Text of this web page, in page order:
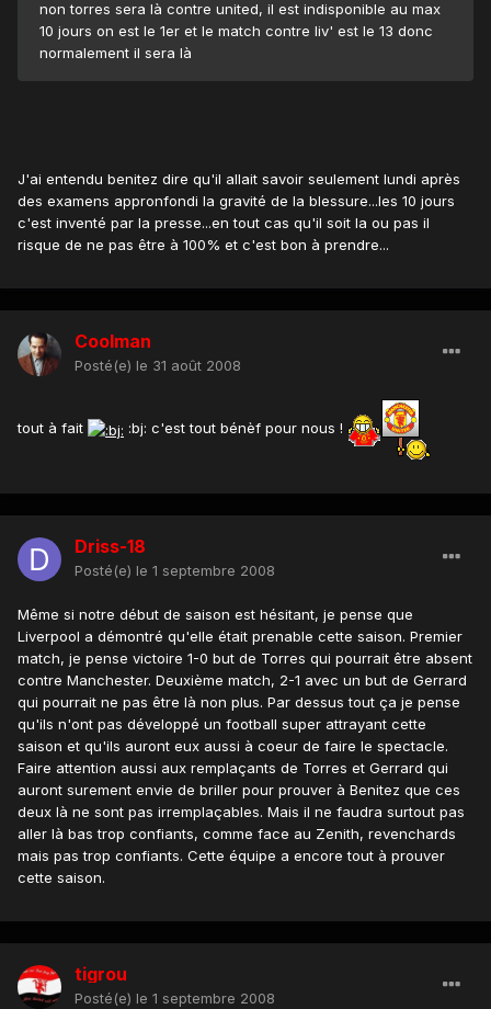
non torres sera là contre united, il est indisponible au max
10 jours on est le 1er et le match contre liv' est le 13 donc
normalement il sera là
J'ai entendu benitez dire qu'il allait savoir seulement lundi après
des examens appronfondi la gravité de la blessure...les 10 jours
c'est inventé par la presse...en tout cas qu'il soit la ou pas il
risque de ne pas être à 100% et c'est bon à prendre...
Coolman
Posté(e) le 31 août 2008
tout à fait :bj: c'est tout bénèf pour nous !
Driss-18
Posté(e) le 1 septembre 2008
Même si notre début de saison est hésitant, je pense que
Liverpool a démontré qu'elle était prenable cette saison. Premier
match, je pense victoire 1-0 but de Torres qui pourrait être absent
contre Manchester. Deuxième match, 2-1 avec un but de Gerrard
qui pourrait ne pas être là non plus. Par dessus tout ça je pense
qu'ils n'ont pas développé un football super attrayant cette
saison et qu'ils auront eux aussi à coeur de faire le spectacle.
Faire attention aussi aux remplaçants de Torres et Gerrard qui
auront surement envie de briller pour prouver à Benitez que ces
deux là ne sont pas irremplaçables. Mais il ne faudra surtout pas
aller là bas trop confiants, comme face au Zenith, revenchards
mais pas trop confiants. Cette équipe a encore tout à prouver
cette saison.
tigrou
Posté(e) le 1 septembre 2008